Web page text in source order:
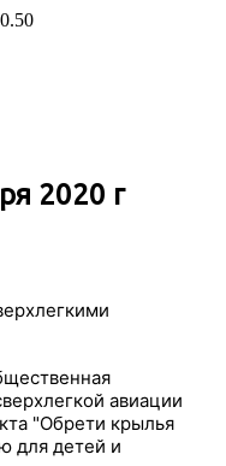
2020 г
авиации
"Обрети крылья
для детей и